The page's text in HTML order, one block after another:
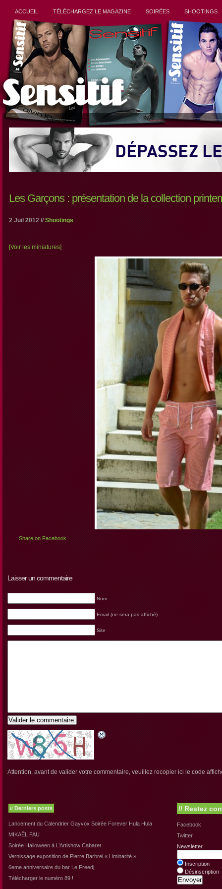
ACCUEIL TÉLÉCHARGEZ LE MAGAZINE SOIRÉES SHOOTINGS
Les Garçons : présentation de la collection
2 Juil 2012 // Shootings
[Voir les miniatures]
Share on Facebook
Laisser un commentaire
Nom
Email (ne sera pas affiché)
Site
Valider le commentaire.
Attention, avant de valider votre commentaire, veuillez recopier ici le code
// Derniers posts
Lancement du Calendrier Gayvox Soirée Forever Hula Hula
MIKAËL FAU
Soirée Halloween à L’Artishow Cabaret
Vernissage exposition de Pierre Barbrel « Liminarité »
6eme anniversaire du bar Le Freedj
Télécharger le numéro 89 !
// Restez
Facebook
Twitter
Newsletter
Inscription
Désinscription